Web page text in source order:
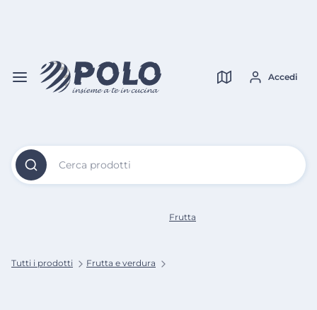
Cerca prodotti
Accedi
Tutti i prodotti Frutta e verdura
Frutta